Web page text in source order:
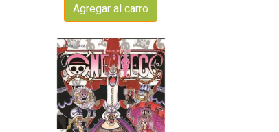
Agregar al carro